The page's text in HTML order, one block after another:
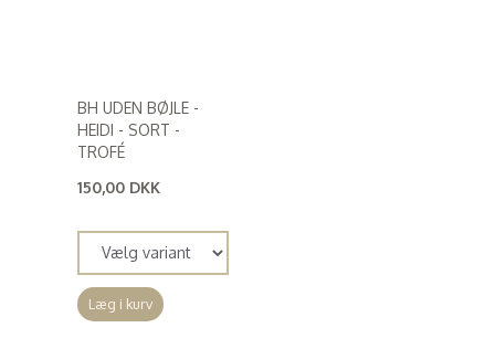
BH UDEN BØJLE -
HEIDI - SORT -
TROFÉ
150,00 DKK
Læg i kurv